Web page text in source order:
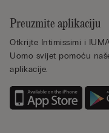
Preuzmite aplikaciju
Otkrijte Intimissimi i
Uomo svijet pomoću
aplikacije.